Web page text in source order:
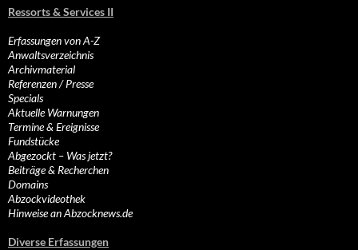
Ressorts & Services II
Erfassungen von A-Z
Anwaltsverzeichnis
Archivmaterial
Referenzen / Presse
Specials
Aktuelle Warnungen
Termine & Ereignisse
Fundstücke
Abgezockt – Was jetzt?
Beiträge & Recherchen
Domains
Abzockvideothek
Hinweise an Abzocknews.de
Diverse Erfassungen